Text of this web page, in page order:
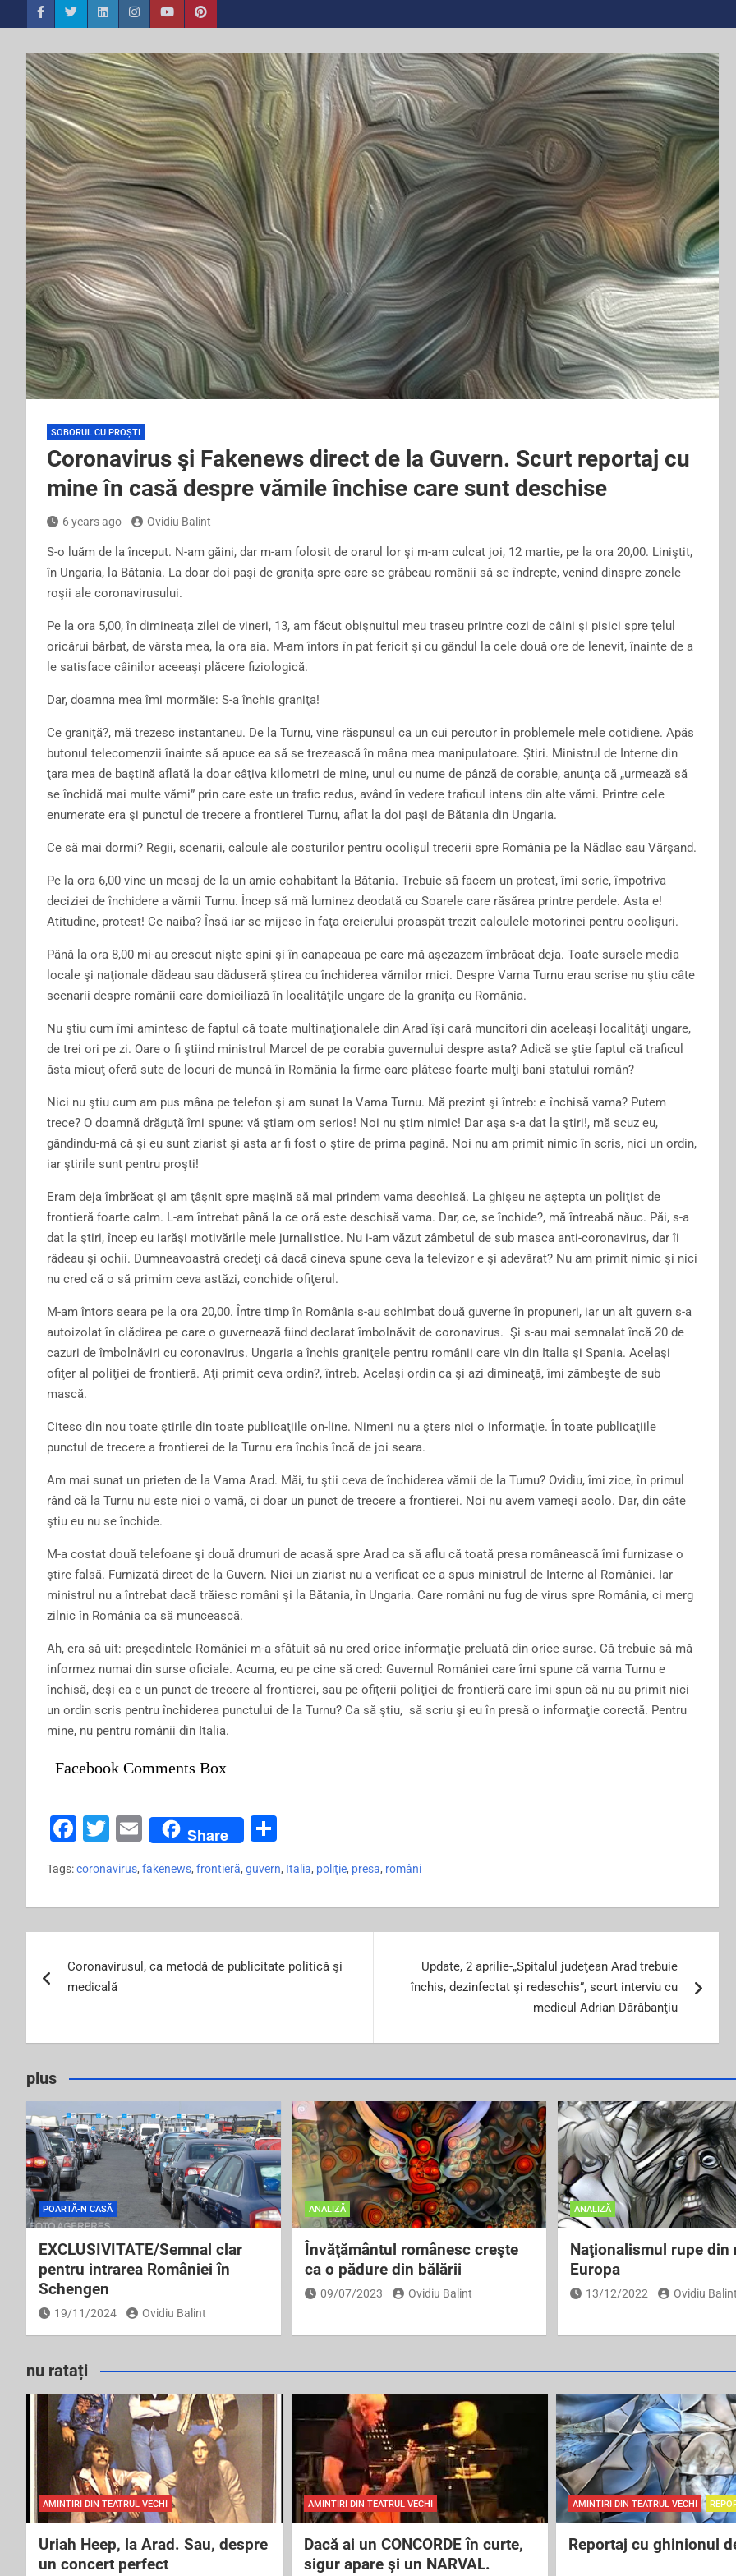
SOBORUL CU PROȘTI
Coronavirus şi Fakenews direct de la Guvern. Scurt reportaj cu
mine în casă despre vămile închise care sunt deschise
6 years ago Ovidiu Balint
S-o luăm de la început. N-am găini, dar m-am folosit de orarul lor şi m-am culcat joi, 12 martie, pe la ora 20,00. Liniştit,
în Ungaria, la Bătania. La doar doi paşi de graniţa spre care se grăbeau românii să se îndrepte, venind dinspre zonele
roşii ale coronavirusului.
Pe la ora 5,00, în dimineaţa zilei de vineri, 13, am făcut obişnuitul meu traseu printre cozi de câini şi pisici spre ţelul
oricărui bărbat, de vârsta mea, la ora aia. M-am întors în pat fericit şi cu gândul la cele două ore de lenevit, înainte de a
le satisface câinilor aceeaşi plăcere fiziologică.
Dar, doamna mea îmi mormăie: S-a închis graniţa!
Ce graniţă?, mă trezesc instantaneu. De la Turnu, vine răspunsul ca un cui percutor în problemele mele cotidiene. Apăs
butonul telecomenzii înainte să apuce ea să se trezească în mâna mea manipulatoare. Ştiri. Ministrul de Interne din
ţara mea de baştină aflată la doar câţiva kilometri de mine, unul cu nume de pânză de corabie, anunţa că „urmează să
se închidă mai multe vămi” prin care este un trafic redus, având în vedere traficul intens din alte vămi. Printre cele
enumerate era şi punctul de trecere a frontierei Turnu, aflat la doi paşi de Bătania din Ungaria.
Ce să mai dormi? Regii, scenarii, calcule ale costurilor pentru ocolişul trecerii spre România pe la Nădlac sau Vărşand.
Pe la ora 6,00 vine un mesaj de la un amic cohabitant la Bătania. Trebuie să facem un protest, îmi scrie, împotriva
deciziei de închidere a vămii Turnu. Încep să mă luminez deodată cu Soarele care răsărea printre perdele. Asta e!
Atitudine, protest! Ce naiba? Însă iar se mijesc în faţa creierului proaspăt trezit calculele motorinei pentru ocolişuri.
Până la ora 8,00 mi-au crescut nişte spini şi în canapeaua pe care mă aşezazem îmbrăcat deja. Toate sursele media
locale şi naţionale dădeau sau dăduseră ştirea cu închiderea vămilor mici. Despre Vama Turnu erau scrise nu ştiu câte
scenarii despre românii care domiciliază în localităţile ungare de la graniţa cu România.
Nu ştiu cum îmi amintesc de faptul că toate multinaţionalele din Arad îşi cară muncitori din aceleaşi localităţi ungare,
de trei ori pe zi. Oare o fi ştiind ministrul Marcel de pe corabia guvernului despre asta? Adică se ştie faptul că traficul
ăsta micuţ oferă sute de locuri de muncă în România la firme care plătesc foarte mulţi bani statului român?
Nici nu ştiu cum am pus mâna pe telefon şi am sunat la Vama Turnu. Mă prezint şi întreb: e închisă vama? Putem
trece? O doamnă drăguţă îmi spune: vă ştiam om serios! Noi nu ştim nimic! Dar aşa s-a dat la ştiri!, mă scuz eu,
gândindu-mă că şi eu sunt ziarist şi asta ar fi fost o ştire de prima pagină. Noi nu am primit nimic în scris, nici un ordin,
iar ştirile sunt pentru proşti!
Eram deja îmbrăcat şi am ţâşnit spre maşină să mai prindem vama deschisă. La ghişeu ne aştepta un poliţist de
frontieră foarte calm. L-am întrebat până la ce oră este deschisă vama. Dar, ce, se închide?, mă întreabă năuc. Păi, s-a
dat la ştiri, încep eu iarăşi motivările mele jurnalistice. Nu i-am văzut zâmbetul de sub masca anti-coronavirus, dar îi
râdeau şi ochii. Dumneavoastră credeţi că dacă cineva spune ceva la televizor e şi adevărat? Nu am primit nimic şi nici
nu cred că o să primim ceva astăzi, conchide ofiţerul.
M-am întors seara pe la ora 20,00. Între timp în România s-au schimbat două guverne în propuneri, iar un alt guvern s-a
autoizolat în clădirea pe care o guvernează fiind declarat îmbolnăvit de coronavirus. Şi s-au mai semnalat încă 20 de
cazuri de îmbolnăviri cu coronavirus. Ungaria a închis graniţele pentru românii care vin din Italia şi Spania. Acelaşi
ofiţer al poliţiei de frontieră. Aţi primit ceva ordin?, întreb. Acelaşi ordin ca şi azi dimineaţă, îmi zâmbeşte de sub
mască.
Citesc din nou toate ştirile din toate publicaţiile on-line. Nimeni nu a şters nici o informaţie. În toate publicaţiile
punctul de trecere a frontierei de la Turnu era închis încă de joi seara.
Am mai sunat un prieten de la Vama Arad. Măi, tu ştii ceva de închiderea vămii de la Turnu? Ovidiu, îmi zice, în primul
rând că la Turnu nu este nici o vamă, ci doar un punct de trecere a frontierei. Noi nu avem vameşi acolo. Dar, din câte
ştiu eu nu se închide.
M-a costat două telefoane şi două drumuri de acasă spre Arad ca să aflu că toată presa românească îmi furnizase o
ştire falsă. Furnizată direct de la Guvern. Nici un ziarist nu a verificat ce a spus ministrul de Interne al României. Iar
ministrul nu a întrebat dacă trăiesc români şi la Bătania, în Ungaria. Care români nu fug de virus spre România, ci merg
zilnic în România ca să muncească.
Ah, era să uit: preşedintele României m-a sfătuit să nu cred orice informaţie preluată din orice surse. Că trebuie să mă
informez numai din surse oficiale. Acuma, eu pe cine să cred: Guvernul României care îmi spune că vama Turnu e
închisă, deşi ea e un punct de trecere al frontierei, sau pe ofiţerii poliţiei de frontieră care îmi spun că nu au primit nici
un ordin scris pentru închiderea punctului de la Turnu? Ca să ştiu, să scriu şi eu în presă o informaţie corectă. Pentru
mine, nu pentru românii din Italia.
Facebook Comments Box
F
c
e
b
o
o
T
tt
er
E
ai
l
Share
ar
e
Tags:coronavirus, fakenews, frontieră, guvern, Italia, poliţie, presa, români
navigation
Coronavirusul, ca metodă de publicitate politică şi
medicală
Update, 2 aprilie-„Spitalul judeţean Arad trebuie
închis, dezinfectat şi redeschis”, scurt interviu cu
medicul Adrian Dărăbanţiu
plus
POARTĂ-N CASĂ
EXCLUSIVITATE/Semnal clar
pentru intrarea României în
Schengen
19/11/2024 Ovidiu Balint
ANALIZĂ
Învăţământul românesc creşte
ca o pădure din bălării
09/07/2023 Ovidiu Balint
ANALIZĂ
Naţionalismul rupe din
Europa
13/12/2022 Ovidiu Balint
nu ratați
AMINTIRI DIN TEATRUL VECHI
Uriah Heep, la Arad. Sau, despre
un concert perfect
AMINTIRI DIN TEATRUL VECHI
Dacă ai un CONCORDE în curte,
sigur apare şi un NARVAL.
AMINTIRI DIN TEATRUL VECHI
Reportaj cu ghinionul